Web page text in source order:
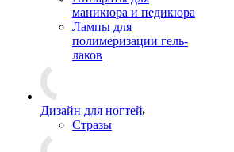
маникюра и педикюра
Лампы для
полимеризации гель-
лаков
Дизайн для ногтей
Стразы